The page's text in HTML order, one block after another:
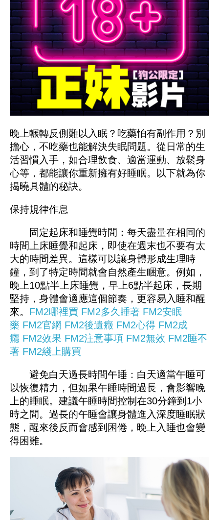
晚上輾轉反側難以入眠？吃藥怕有副作用？別
擔心，不吃藥也能解決失眠問題。從日常的生
活習慣入手，如合理飲食、適當運動、放鬆身
心等，都能讓你重新擁有好睡眠。以下就為你
揭曉具體的秘訣。
保持規律作息
固定起床和睡覺時間：每天盡量在相同的
時間上床睡覺和起床，即使在週末也不要有太
大的時間差異。這樣可以讓身體形成生理時
鐘，到了特定時間就會自然產生睏意。例如，
晚上10點半上床睡覺，早上6點半起床，長期
堅持，身體會適應這個節奏，更容易入睡和醒
來。 FM2哪裡買 FM2多久睡著 FM2安眠
藥 FM2官網 FM2後遺癥 FM2心得 FM2成
癮 FM2效果 FM2注意事項 FM2無效 FM2睡不
著 FM2綫上購買
避免白天過長時間午睡：白天適當午睡可
以恢復精力，但如果午睡時間過長，會影響晚
上的睡眠。建議午睡時間控制在30分鐘到1小
時之間。過長的午睡會讓身體進入深度睡眠狀
態，醒來後反而會感到困倦，晚上入睡也會變
得困難。